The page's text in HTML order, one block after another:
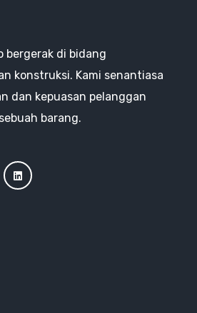
bergerak di bidang
konstruksi. Kami senantiasa
dan kepuasan pelanggan
barang.